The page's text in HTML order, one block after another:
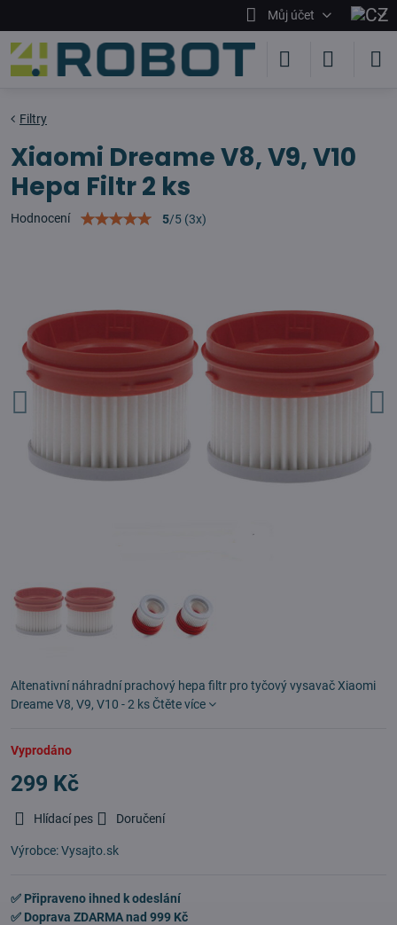
Můj účet
Filtry
Xiaomi Dreame V8, V9, V10
Hepa Filtr 2 ks
Hodnocení 5/5 (3x)
Altenativní náhradní prachový hepa filtr pro tyčový vysavač Xiaomi
Dreame V8, V9, V10 - 2 ks Čtěte více
Vyprodáno
299 Kč
Hlídací pes Doručení
Výrobce:Vysajto.sk
✅ Připraveno ihned k odeslání
✅ Doprava ZDARMA nad 999 Kč